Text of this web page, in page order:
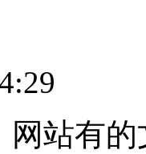
网站有